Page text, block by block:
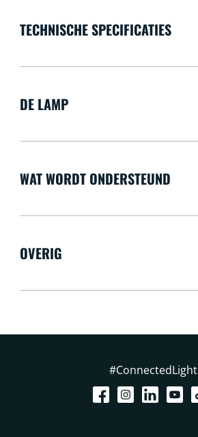
TECHNISCHE SPECIFICATIES
DE LAMP
WAT WORDT ONDERSTEUND
OVERIG
#ConnectedLight